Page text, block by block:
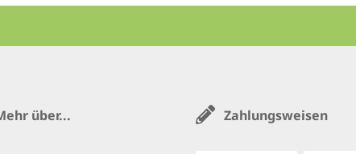
über... Zahlungsweisen